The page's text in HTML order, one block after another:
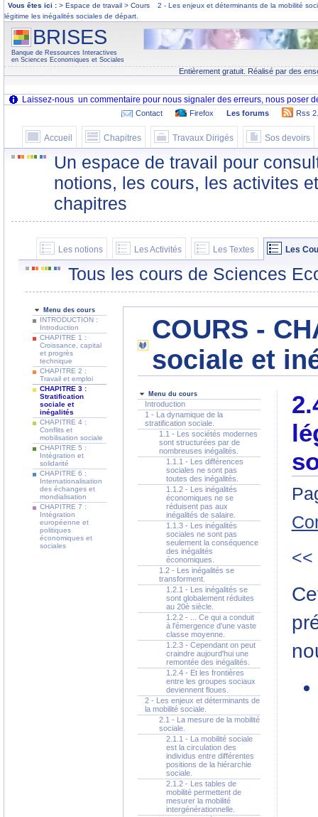
Vous êtes ici : > Espace de travail > Cours
2 - Les enjeux et déterminants de la mobilité
légitime les inégalités sociales de départ.
BRISES
Banque de Ressources Interactives
en Sciences Economiques et Sociales
Entièrement gratuit. Réalisé par des
Contact Firefox Les forums Rss
Accueil Chapitres Travaux Dirigés Sos devoirs
Un espace de travail pour
notions, les cours, les activites
chapitres
Les notions Les Activités Les Textes Les
Tous les cours de Sciences
Menu des cours
INTRODUCTION :
Introduction
CHAPITRE 1 :
Croissance, capital
et progrès
technique
CHAPITRE 2 :
Travail et emploi
CHAPITRE 3 :
Stratification
sociale et
inégalités
CHAPITRE 4 :
Conflits et
mobilisation sociale
CHAPITRE 5 :
Intégration et
solidarité
CHAPITRE 6 :
Internationalisation
des échanges et
mondialisation
CHAPITRE 7 :
Intégration
européenne et
politiques
économiques et
sociales
COURS -
sociale et
Menu du cours
Introduction
1 - La dynamique de la
stratification sociale.
1.1 - Les sociétés modernes
sont structurées par de
nombreuses inégalités.
1.1.1 - Les différences
sociales ne sont pas
toutes des inégalités.
1.1.2 - Les inégalités
économiques ne se
réduisent pas aux
inégalités de salaire.
1.1.3 - Les inégalités
sociales ne sont pas
seulement la conséquence
des inégalités
économiques.
1.2 - Les inégalités se
transforment.
1.2.1 - Les inégalités se
sont globalement réduites
au 20è siècle.
1.2.2 - ... Ce qui a conduit
à l'émergence d'une vaste
classe moyenne.
1.2.3 - Cependant on peut
craindre aujourd'hui une
remontée des inégalités.
1.2.4 - Et les frontières
entre les groupes sociaux
deviennent floues.
2 - Les enjeux et déterminants de
la mobilité sociale.
2.1 - La mesure de la mobilité
sociale.
2.1.1 - La mobilité sociale
est la circulation des
individus entre différentes
positions de la hiérarchie
sociale.
2.1.2 - Les tables de
mobilité permettent de
mesurer la mobilité
intergénérationnelle.
<<